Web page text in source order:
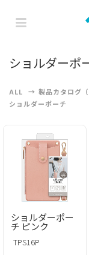
ショルダーポ
ALL 製品カタログ
ショルダーポーチ
ショルダーポー
チ ピンク
TPS16P